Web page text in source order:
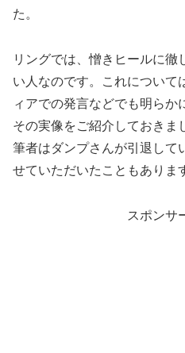
た。
リングでは、憎きヒールに徹
い人なのです。これについて
ィアでの発言などでも明らか
その実像をご紹介しておきま
筆者はダンプさんが引退して
せていただいたこともありま
スポンサ